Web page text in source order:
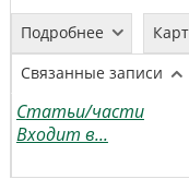
Подробнее
Связанные записи
Статьи/части
Входит в...